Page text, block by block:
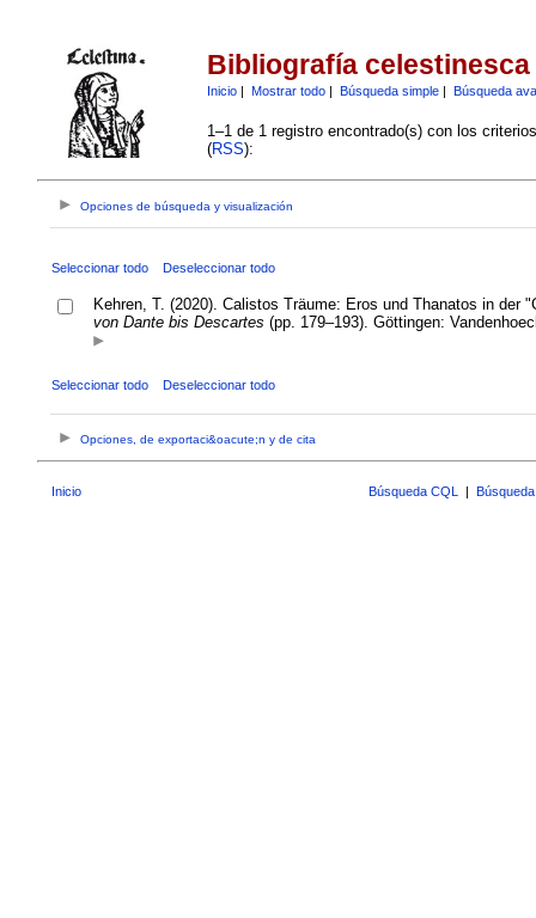
Bibliografía celestinesca
Inicio| Mostrar todo| Búsqueda simple| Búsqueda
1–1 de 1 registro encontrado(s) con los
(RSS):
Opciones de búsqueda y visualización
Seleccionar todo Deseleccionar todo
Kehren, T. (2020). Calistos Träume: Eros und Thanatos in
von Dante bis Descartes (pp. 179–193). Göttingen:
Seleccionar todo Deseleccionar todo
Opciones, de exportaci&oacute;n y de cita
Inicio Búsqueda CQL |